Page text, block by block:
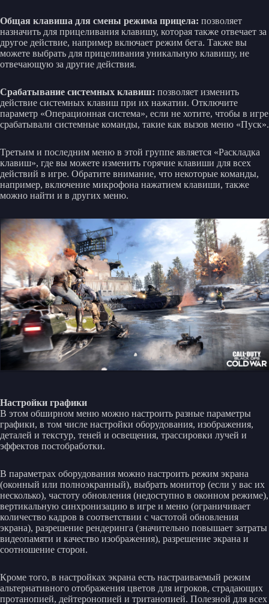
Общая клавиша для смены режима прицела: позволяет
назначить для прицеливания клавишу, которая также отвечает за
другое действие, например включает режим бега. Также вы
можете выбрать для прицеливания уникальную клавишу, не
отвечающую за другие действия.
Срабатывание системных клавиш: позволяет изменить
действие системных клавиш при их нажатии. Отключите
параметр «Операционная система», если не хотите, чтобы в игре
срабатывали системные команды, такие как вызов меню «Пуск».
Третьим и последним меню в этой группе является «Раскладка
клавиш», где вы можете изменить горячие клавиши для всех
действий в игре. Обратите внимание, что некоторые команды,
например, включение микрофона нажатием клавиши, также
можно найти и в других меню.
Настройки графики
В этом обширном меню можно настроить разные параметры
графики, в том числе настройки оборудования, изображения,
деталей и текстур, теней и освещения, трассировки лучей и
эффектов постобработки.
В параметрах оборудования можно настроить режим экрана
(оконный или полноэкранный), выбрать монитор (если у вас их
несколько), частоту обновления (недоступно в оконном режиме),
вертикальную синхронизацию в игре и меню (ограничивает
количество кадров в соответствии с частотой обновления
экрана), разрешение рендеринга (значительно повышает затраты
видеопамяти и качество изображения), разрешение экрана и
соотношение сторон.
Кроме того, в настройках экрана есть настраиваемый режим
альтернативного отображения цветов для игроков, страдающих
протанопией, дейтеронопией и тританопией. Полезной для всех